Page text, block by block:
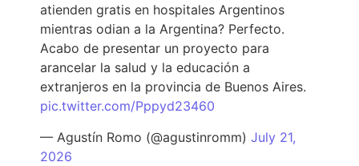
atienden gratis en hospitales Argentinos
mientras odian a la Argentina? Perfecto.
Acabo de presentar un proyecto para
arancelar la salud y la educación a
extranjeros en la provincia de Buenos Aires.
pic.twitter.com/Pppyd23460
— Agustín Romo (@agustinromm) July 21,
2026